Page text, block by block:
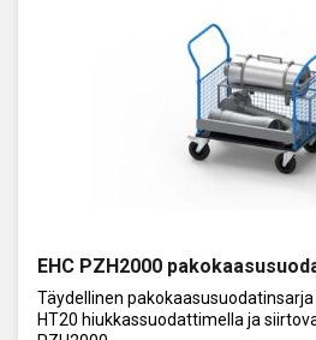
EHC PZH2000
Täydellinen
HT20 hiukkassuodattimella ja